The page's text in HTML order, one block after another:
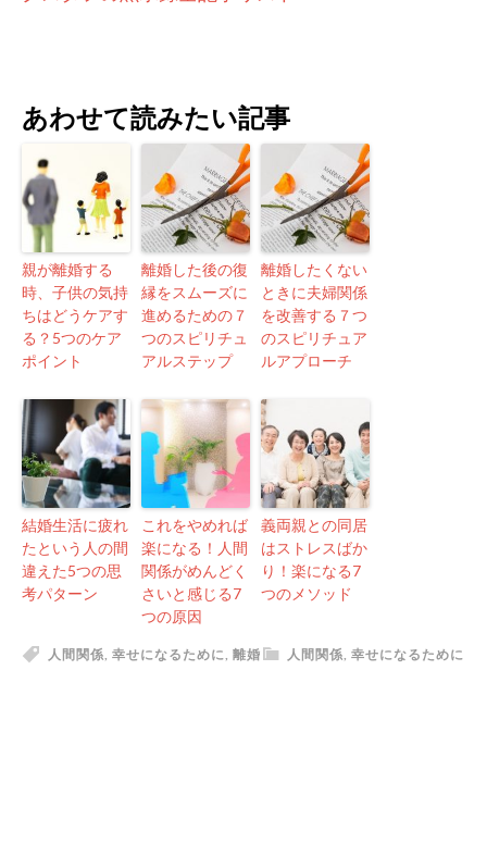
あわせて読みたい記事
親が離婚する
時、子供の気持
ちはどうケアす
る？5つのケア
ポイント
離婚した後の復
縁をスムーズに
進めるための７
つのスピリチュ
アルステップ
離婚したくない
ときに夫婦関係
を改善する７つ
のスピリチュア
ルアプローチ
結婚生活に疲れ
たという人の間
違えた5つの思
考パターン
これをやめれば
楽になる！人間
関係がめんどく
さいと感じる7
つの原因
義両親との同居
はストレスばか
り！楽になる7
つのメソッド
人間関係 幸せになるために
人間関係 幸せになるために 離婚